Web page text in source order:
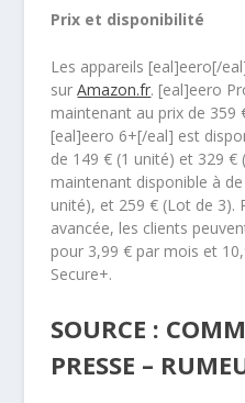
Prix et disponibilité
Les appareils [eal]eero[/
surAmazon.fr. [eal]eero
maintenant au prix de 359
[eal]eero 6+[/eal] est
de 149 € (1 unité) et 329
maintenant disponible à
unité), et 259 € (Lot de 3).
avancée, les clients
pour 3,99 € par mois et
Secure+.
SOURCE :
PRESSE –